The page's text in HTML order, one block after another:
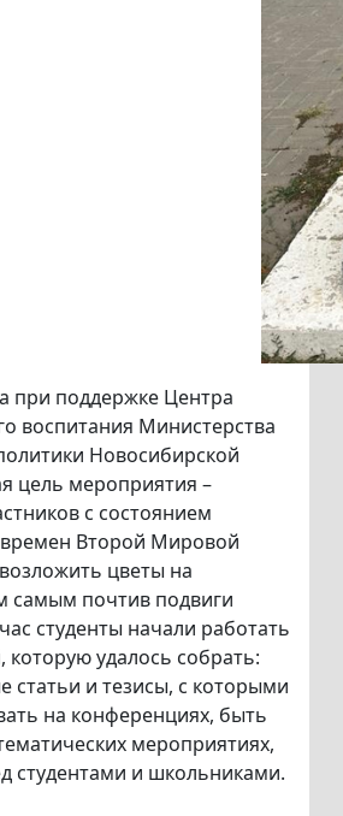
при поддержке Центра
воспитания Министерства
Новосибирской
цель мероприятия –
с состоянием
Второй Мировой
цветы на
самым почтив подвиги
студенты начали работать
удалось собрать:
статьи и тезисы, с которыми
на конференциях, быть
мероприятиях,
студентами и школьниками.